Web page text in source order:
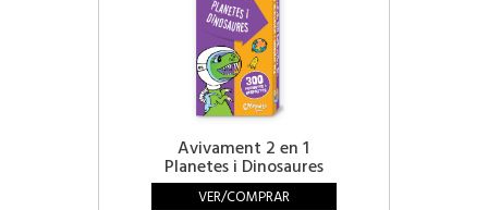
Avivament 2 en 1
Planetes i Dinosaures
VER/COMPRAR